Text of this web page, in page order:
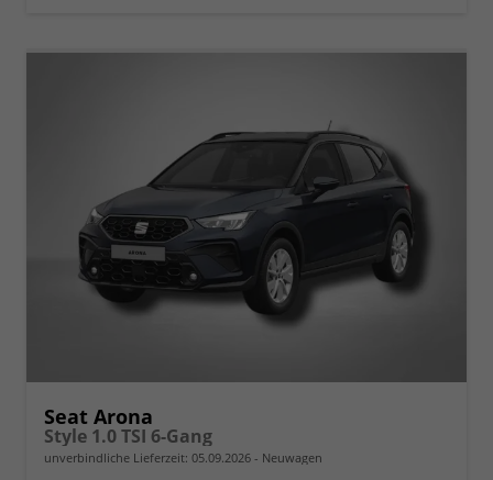
Seat Arona
Style 1.0 TSI 6-Gang
unverbindliche Lieferzeit: 05.09.2026 Neuwagen